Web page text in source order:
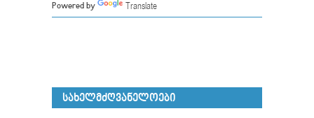
Powered by Translate
ᲡᲐᲮᲔᲚᲛᲫᲦᲕᲐᲜᲔᲚᲝᲔᲑᲘ